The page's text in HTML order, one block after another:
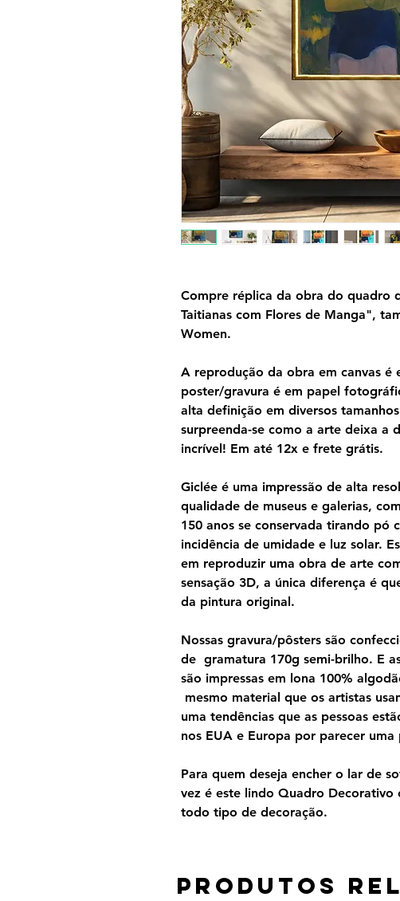
Compre réplica da obra do quadro
Taitianas com Flores de Manga",
Women.
A reprodução da obra em canvas é
poster/gravura é em papel
alta definição em diversos
surpreenda-se como a arte deixa a
incrível! Em até 12x e frete grátis.
Giclée é uma impressão de alta
qualidade de museus e galerias,
150 anos se conservada tirando pó
incidência de umidade e luz solar.
em reproduzir uma obra de arte
sensação 3D, a única diferença é
da pintura original.
Nossas gravura/pôsters são
de gramatura 170g semi-brilho. E
são impressas em lona 100%
mesmo material que os artistas
uma tendências que as pessoas
nos EUA e Europa por parecer
Para quem deseja encher o lar de
vez é este lindo Quadro
todo tipo de decoração.
Produtos